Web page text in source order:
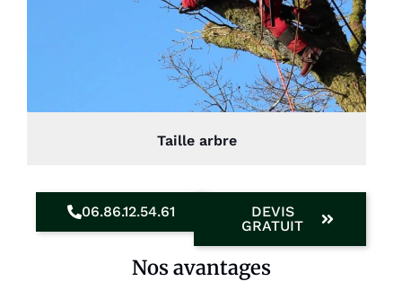
Taille arbre
06.86.12.54.61
DEVIS
GRATUIT
Nos avantages